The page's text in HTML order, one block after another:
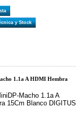
y Stock
1.1a A HDMI Hembra
Macho 1.1a A
15Cm Blanco DIGITUS